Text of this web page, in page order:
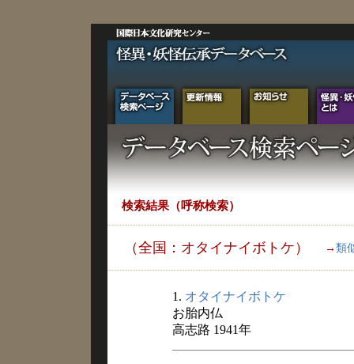
検索結果（呼称検索）
（全国：オタイナイボトケ） → 類
1. オタイナイボトケ
お胎内仏
高志路 1941年